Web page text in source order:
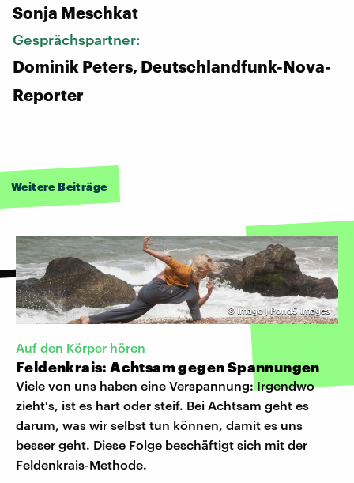
Sonja Meschkat
Gesprächspartner:
Dominik Peters, Deutschlandfunk-Nova-
Reporter
Weitere Beiträge
©Imago | Pond5 Images
Auf den Körper hören
Feldenkrais: Achtsam gegen Spannungen
Viele von uns haben eine Verspannung: Irgendwo
zieht's, ist es hart oder steif. Bei Achtsam geht es
darum, was wir selbst tun können, damit es uns
besser geht. Diese Folge beschäftigt sich mit der
Feldenkrais-Methode.